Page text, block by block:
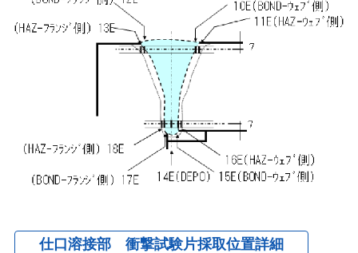
仕口溶接部 衝撃試験片採取位置詳細